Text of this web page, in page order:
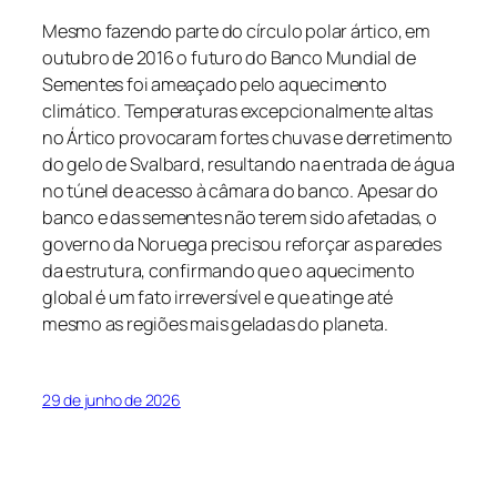
Mesmo fazendo parte do círculo polar ártico, em
outubro de 2016 o futuro do Banco Mundial de
Sementes foi ameaçado pelo aquecimento
climático. Temperaturas excepcionalmente altas
no Ártico provocaram fortes chuvas e derretimento
do gelo de Svalbard, resultando na entrada de água
no túnel de acesso à câmara do banco. Apesar do
banco e das sementes não terem sido afetadas, o
governo da Noruega precisou reforçar as paredes
da estrutura, confirmando que o aquecimento
global é um fato irreversível e que atinge até
mesmo as regiões mais geladas do planeta.
29 de junho de 2026